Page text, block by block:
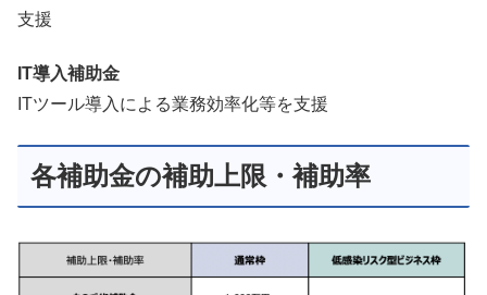
支援
IT導入補助金
ITツール導入による業務効率化等を支援
各補助金の補助上限・補助率